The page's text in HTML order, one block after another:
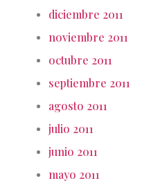
diciembre 2011
noviembre 2011
octubre 2011
septiembre 2011
agosto 2011
julio 2011
junio 2011
mayo 2011